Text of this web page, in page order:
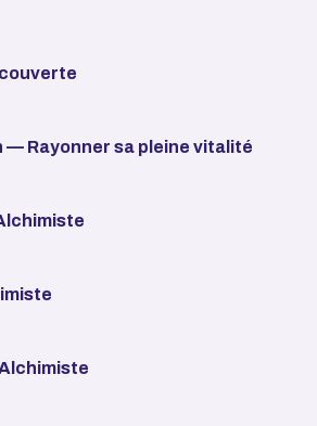
— Rayonner sa pleine vitalité